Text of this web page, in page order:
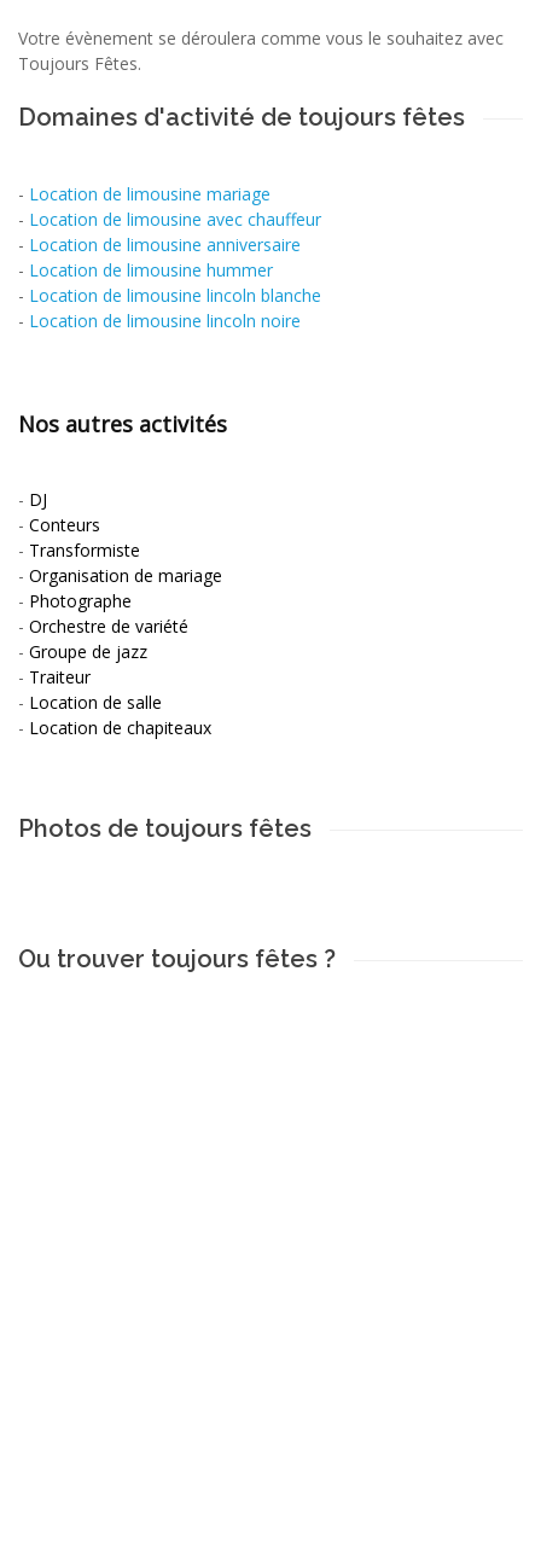
Votre évènement se déroulera comme vous le souhaitez avec
Toujours Fêtes.
Domaines d'activité de toujours fêtes
- Location de limousine mariage
- Location de limousine avec chauffeur
- Location de limousine anniversaire
- Location de limousine hummer
- Location de limousine lincoln blanche
- Location de limousine lincoln noire
Nos autres activités
- DJ
- Conteurs
- Transformiste
- Organisation de mariage
- Photographe
- Orchestre de variété
- Groupe de jazz
- Traiteur
- Location de salle
- Location de chapiteaux
Photos de toujours fêtes
Ou trouver toujours fêtes ?